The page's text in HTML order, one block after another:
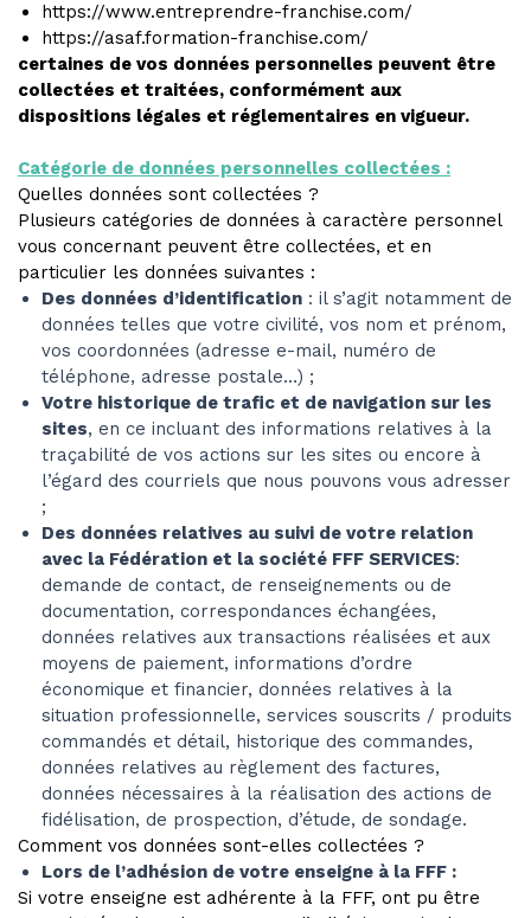
https://www.entreprendre-franchise.com/
https://asaf.formation-franchise.com/
certaines de vos données personnelles peuvent être
collectées et traitées, conformément aux
dispositions légales et réglementaires en vigueur.
Catégorie de données personnelles collectées :
Quelles données sont collectées ?
Plusieurs catégories de données à caractère personnel
vous concernant peuvent être collectées, et en
particulier les données suivantes :
Des données d’identification : il s’agit notamment de
données telles que votre civilité, vos nom et prénom,
vos coordonnées (adresse e-mail, numéro de
téléphone, adresse postale…) ;
Votre historique de trafic et de navigation sur les
sites, en ce incluant des informations relatives à la
traçabilité de vos actions sur les sites ou encore à
l’égard des courriels que nous pouvons vous adresser
;
Des données relatives au suivi de votre relation
avec la Fédération et la société FFF SERVICES:
demande de contact, de renseignements ou de
documentation, correspondances échangées,
données relatives aux transactions réalisées et aux
moyens de paiement, informations d’ordre
économique et financier, données relatives à la
situation professionnelle, services souscrits / produits
commandés et détail, historique des commandes,
données relatives au règlement des factures,
données nécessaires à la réalisation des actions de
fidélisation, de prospection, d’étude, de sondage.
Comment vos données sont-elles collectées ?
Lors de l’adhésion de votre enseigne à la FFF :
Si votre enseigne est adhérente à la FFF, ont pu être